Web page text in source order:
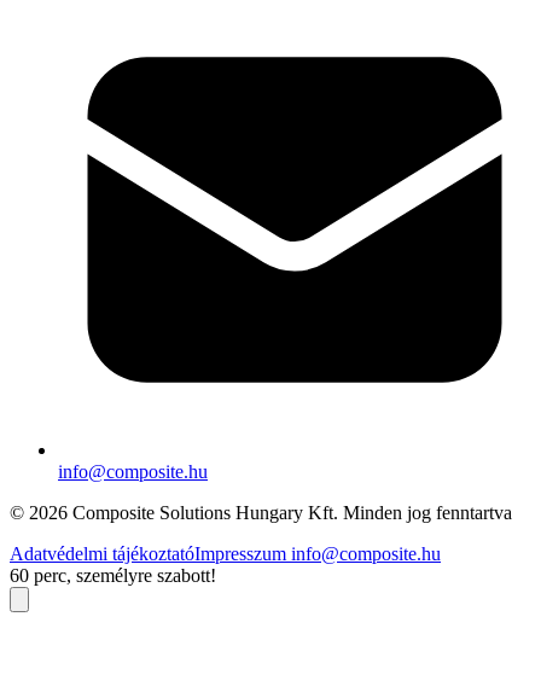
info@composite.hu
© 2026 Composite Solutions Hungary Kft. Minden jog fenntartva
Adatvédelmi tájékoztatóImpresszum info@composite.hu
60 perc, személyre szabott!